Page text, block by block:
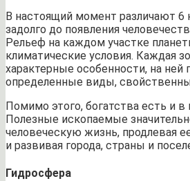
В настоящий момент различают 6
задолго до появления
Рельеф на каждом участке
климатические условия. Каждая
характерные особенности, на
определенные виды,
Помимо этого, богатства есть и в
Полезные ископаемые
человеческую жизнь, продлевая
и развивая города, страны и
Гидросфера